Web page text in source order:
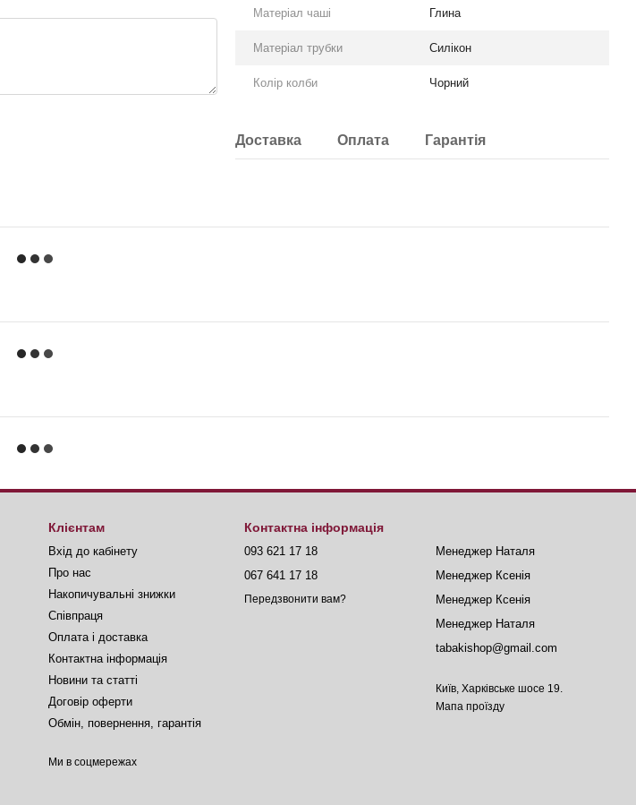
Матеріал чаші Глина
Матеріал трубки Силікон
Колір колби Чорний
Доставка Оплата Гарантія
Клієнтам
Вхід до кабінету
Про нас
Накопичувальні знижки
Співпраця
Оплата і доставка
Контактна інформація
Новини та статті
Договір оферти
Обмін, повернення, гарантія
Ми в соцмережах
Контактна інформація
093 621 17 18
067 641 17 18
Передзвонити вам?
Менеджер Наталя
Менеджер Ксенія
Менеджер Ксенія
Менеджер Наталя
tabakishop@gmail.com
Київ, Харківське шосе 19.
Мапа проїзду